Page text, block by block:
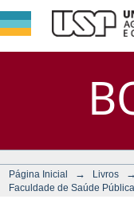
Página Inicial → Livros →
Faculdade de Saúde Pública